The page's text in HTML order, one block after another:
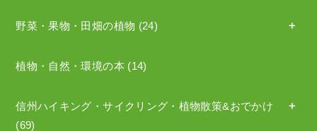
野菜・果物・田畑の植物 (24)
植物・自然・環境の本 (14)
信州ハイキング・サイクリング・植物散策&おでかけ
(69)